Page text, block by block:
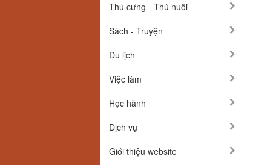
Thú cưng - Thú nuôi
Sách - Truyện
Du lịch
Việc làm
Học hành
Dịch vụ
Giới thiệu website